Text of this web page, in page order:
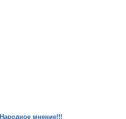
Народное мнение!!!